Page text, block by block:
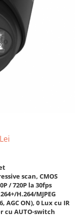
scan, CMOS
/ 720P la 30fps
H.264/MJPEG
AGC ON), 0 Lux cu IR
cu AUTO-switch